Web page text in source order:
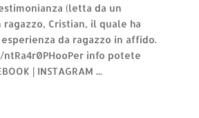
(letta da un
Cristian, il quale ha
da ragazzo in affido.
info potete
| INSTAGRAM ...